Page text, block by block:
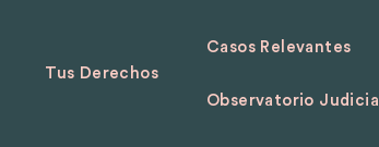
Tus Derechos
Casos Relevantes
Observatorio Judicial